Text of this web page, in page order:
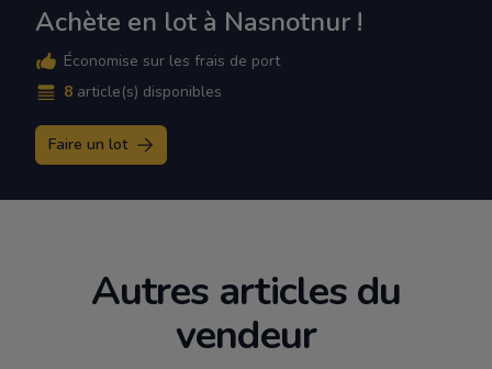
Achète en lot à Nasnotnur !
Économise sur les frais de port
8 article(s) disponibles
Faire un lot
Autres articles du
vendeur